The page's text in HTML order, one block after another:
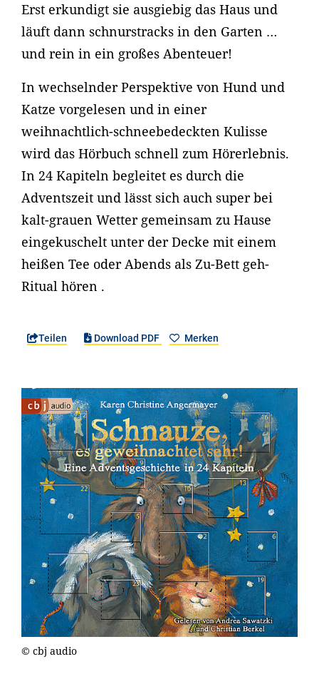
Erst erkundigt sie ausgiebig das Haus und
läuft dann schnurstracks in den Garten …
und rein in ein großes Abenteuer!
In wechselnder Perspektive von Hund und
Katze vorgelesen und in einer
weihnachtlich-schneebedeckten Kulisse
wird das Hörbuch schnell zum Hörerlebnis.
In 24 Kapiteln begleitet es durch die
Adventszeit und lässt sich auch super bei
kalt-grauen Wetter gemeinsam zu Hause
eingekuschelt unter der Decke mit einem
heißen Tee oder Abends als Zu-Bett geh-
Ritual hören .
Teilen Download PDF Merken
© cbj audio